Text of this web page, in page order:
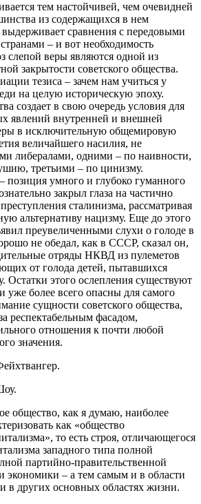
тем настойчивей, чем очевидней
из содержащихся в нем
сравнения с передовыми
– и вот необходимость
слепой веры являются одной из
закрытости советского общества.
тезиса – зачем нам учиться у
на целую историческую эпоху.
создает в свою очередь условия для
явлений внутренней и внешней
в исключительную общемировую
величайшего насилия, не
либералами, одними – по наивности,
третьими – по цинизму.
позиция умного и глубоко гуманного
закрыл глаза на частично
сталинизма, рассматривая
альтернативу нацизму. Еще до этого
преувеличенными слухи о голоде в
не обедал, как в СССР, сказал он,
отряды НКВД из пулеметов
от голода детей, пытавшихся
Остатки этого ослепления существуют
уже более всего опасны для самого
сущности советского общества,
респектабельным фасадом,
отношения к почти любой
значения.
общество, как я думаю, наиболее
как «общество
то есть строя, отличающегося
западного типа полной
партийно-правительственной
экономики – а тем самым и в области
в других основных областях жизни.